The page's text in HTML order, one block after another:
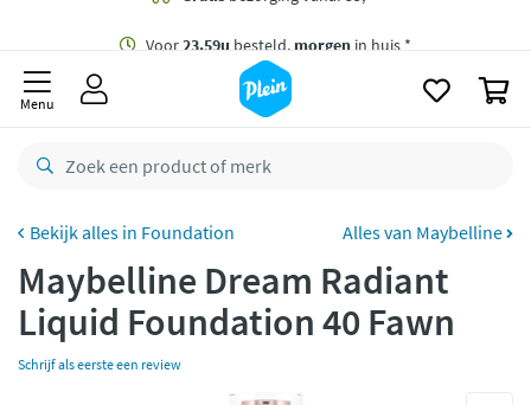
besteld,
retourneren
CO2 neutraal bezorgd
Betaal met Klarna
Menu
Foundation Alles van Maybelline
Maybelline Dream Radiant
Liquid Foundation 40 Fawn
Schrijf als eerste een review